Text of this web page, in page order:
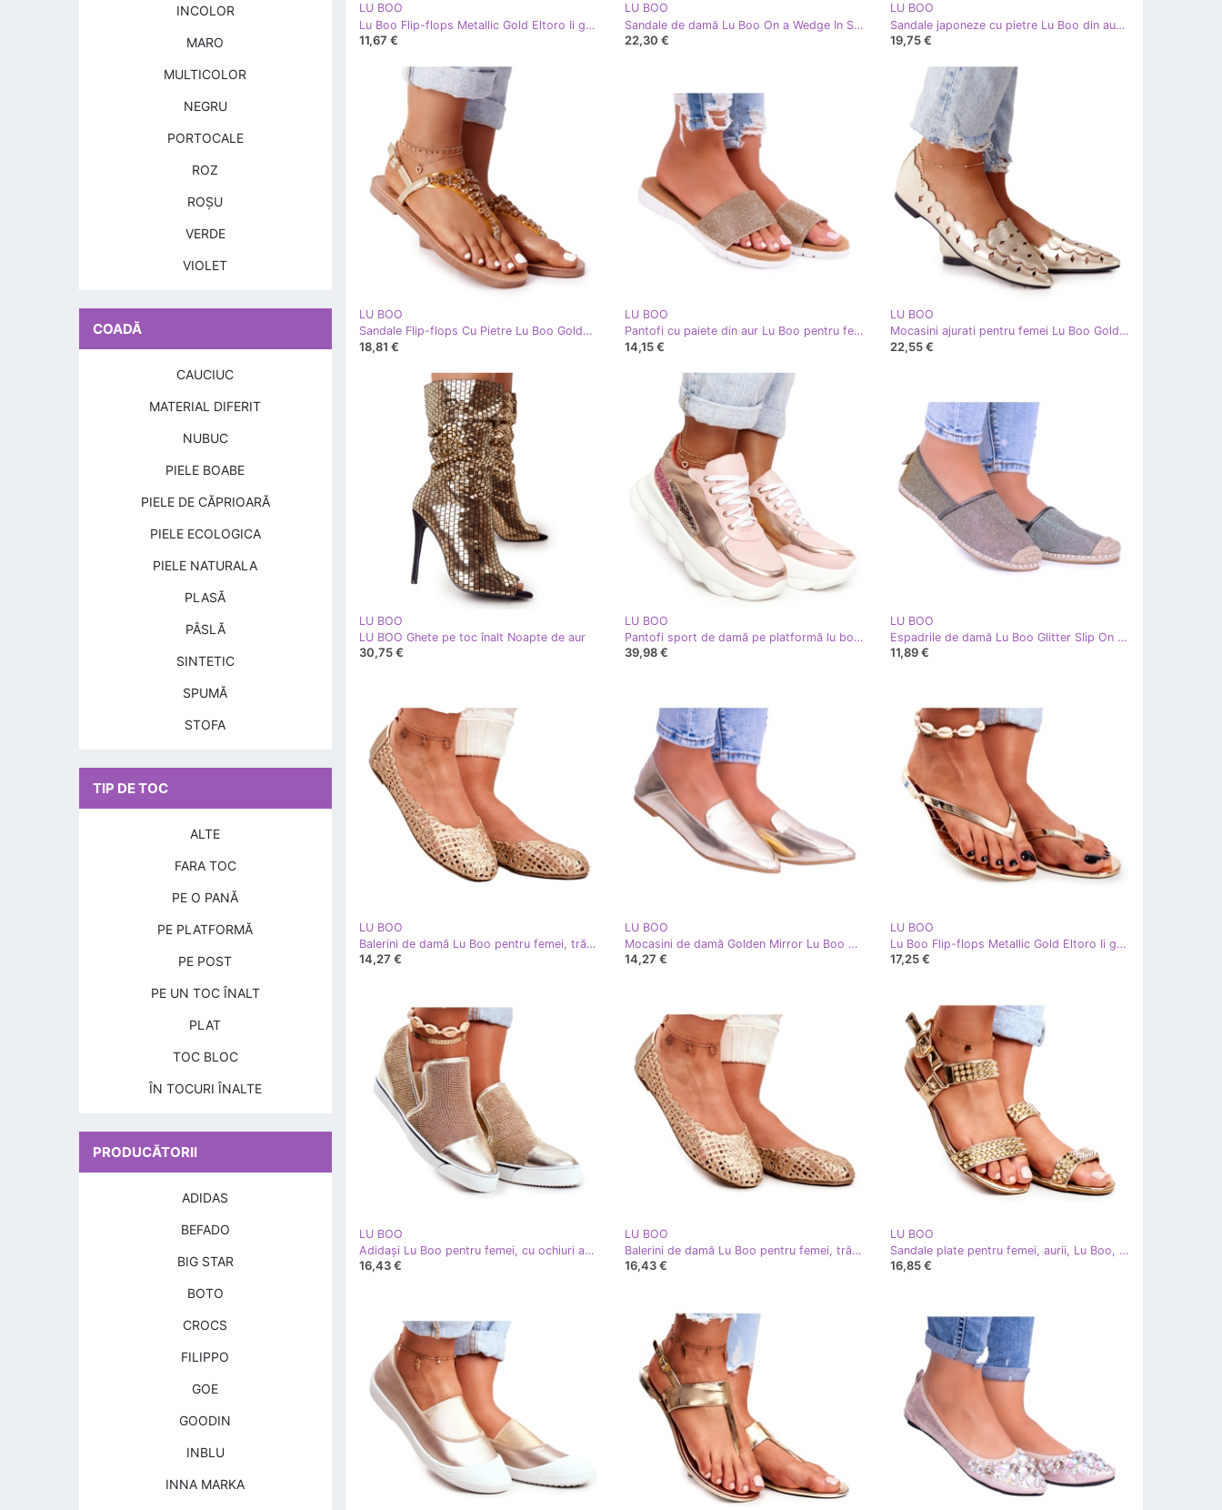
LU BOO
Lu Boo Flip-flops Metallic Gold Eltoro Ii gat. de aur
11,67 €
LU BOO
Sandale de damă Lu Boo On a Wedge In Shen Golden Shiran de aur
22,30 €
LU BOO
Sandale japoneze cu pietre Lu Boo din aur roz de aur
19,75 €
LU BOO
Sandale Flip-flops Cu Pietre Lu Boo Golden de aur
18,81 €
LU BOO
Pantofi cu paiete din aur Lu Boo pentru femei de aur
14,15 €
LU BOO
Mocasini ajurati pentru femei Lu Boo Golden de aur
22,55 €
LU BOO
LU BOO Ghete pe toc înalt Noapte de aur
30,75 €
LU BOO
Pantofi sport de damă pe platformă lu boo roz de aur
39,98 €
LU BOO
Espadrile de damă Lu Boo Glitter Slip On Miravet gri de aur
11,89 €
LU BOO
Balerini de damă Lu Boo pentru femei, trăsături aurite, împletite de aur
14,27 €
LU BOO
Mocasini de damă Golden Mirror Lu Boo Mireldo de aur
14,27 €
LU BOO
Lu Boo Flip-flops Metallic Gold Eltoro Ii gat. de aur
17,25 €
LU BOO
Adidași Lu Boo pentru femei, cu ochiuri aurii Morgono de aur
16,43 €
LU BOO
Balerini de damă Lu Boo pentru femei, trăsături aurite, împletite de aur
16,43 €
LU BOO
Sandale plate pentru femei, aurii, Lu Boo, cu știfturi Aldona de aur
16,85 €
INCOLOR
MARO
MULTICOLOR
NEGRU
PORTOCALE
ROZ
ROŞU
VERDE
VIOLET
COADĂ
CAUCIUC
MATERIAL DIFERIT
NUBUC
PIELE BOABE
PIELE DE CĂPRIOARĂ
PIELE ECOLOGICA
PIELE NATURALA
PLASĂ
PÂSLĂ
SINTETIC
SPUMĂ
STOFA
TIP DE TOC
ALTE
FARA TOC
PE O PANĂ
PE PLATFORMĂ
PE POST
PE UN TOC ÎNALT
PLAT
TOC BLOC
ÎN TOCURI ÎNALTE
PRODUCĂTORII
ADIDAS
BEFADO
BIG STAR
BOTO
CROCS
FILIPPO
GOE
GOODIN
INBLU
INNA MARKA